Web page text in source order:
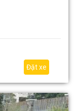
Đặt xe